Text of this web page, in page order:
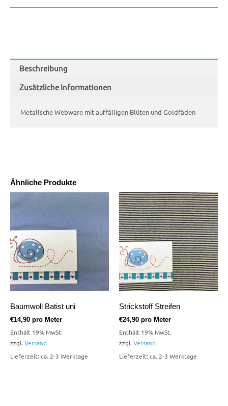
Ähnliche Produkte
Baumwoll Batist uni
€14,90 pro Meter
Enthält 19% MwSt.
zzgl. Versand
Lieferzeit: ca. 2-3 Werktage
Strickstoff Streifen
€24,90 pro Meter
Enthält 19% MwSt.
zzgl. Versand
Lieferzeit: ca. 2-3 Werktage
Beschreibung
Zusätzliche Informationen
Metallsche Webware mit auffälligen Blüten und Goldfäden